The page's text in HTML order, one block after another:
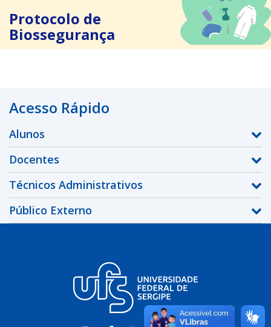
Protocolo de
Biossegurança
Acesso Rápido
Alunos
Docentes
Técnicos Administrativos
Público Externo